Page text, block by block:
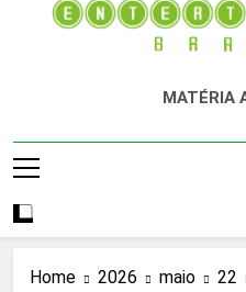
Tudo E Mais Um Pouco
MATÉRIA
Home 2026 maio
22